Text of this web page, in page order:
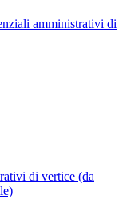
amministrativi di
di vertice (da